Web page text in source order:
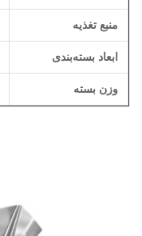
منبع تغذیه
ابعاد بسته‌بندی
وزن بسته